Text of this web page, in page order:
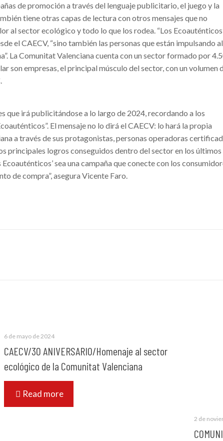
de promoción a través del lenguaje publicitario, el juego y la
tiene otras capas de lectura con otros mensajes que no
al sector ecológico y todo lo que los rodea. “Los
el CAECV, “sino también las personas que están impulsando al
La Comunitat Valenciana cuenta con un sector formado por
son empresas, el principal músculo del sector, con un volumen
que irá publicitándose a lo largo de 2024, recordando a los
El mensaje no lo dirá el CAECV: lo hará la propia
a través de sus protagonistas, personas operadoras
principales logros conseguidos dentro del sector en los
Ecoauténticos’ sea una campaña que conecte con los
de compra”, asegura Vicente Faro.
6 de mayo de 2024
CAECV/30 ANIVERSARIO/Homenaje al sector
ecológico de la Comunitat Valenciana
Read more
2 de